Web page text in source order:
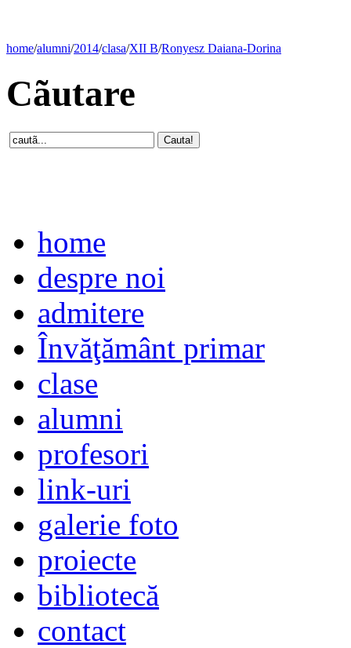
home/alumni/2014/clasa/XII B/Ronyesz Daiana-Dorina
Cãutare
home
despre noi
admitere
Învăţământ primar
clase
alumni
profesori
link-uri
galerie foto
proiecte
bibliotecă
contact